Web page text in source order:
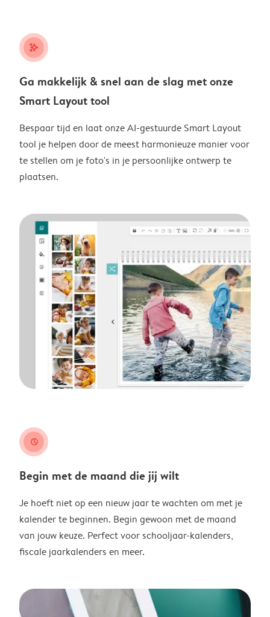
stars_plus
Ga makkelijk & snel aan de slag met onze
Smart Layout tool
Bespaar tijd en laat onze AI-gestuurde Smart Layout
tool je helpen door de meest harmonieuze manier voor
te stellen om je foto's in je persoonlijke ontwerp te
plaatsen.
clock
Begin met de maand die jij wilt
Je hoeft niet op een nieuw jaar te wachten om met je
kalender te beginnen. Begin gewoon met de maand
van jouw keuze. Perfect voor schooljaar-kalenders,
fiscale jaarkalenders en meer.